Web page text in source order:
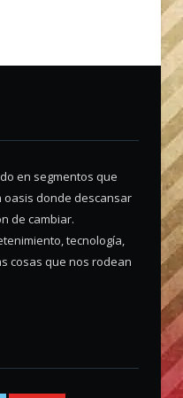
en segmentos que
oasis donde descansar
de cambiar.
tecnología,
cosas que nos rodean